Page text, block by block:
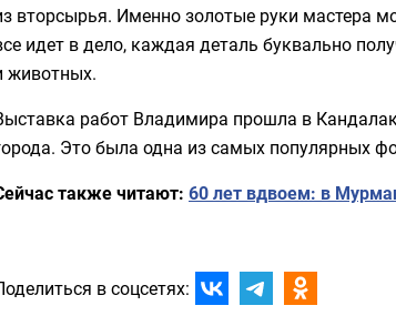
вторсырья. Именно золотые руки мастера
идет в дело, каждая деталь буквально
животных.
работ Владимира прошла в
Это была одна из самых популярных
также читают: 60 лет вдвоем: в
в соцсетях: